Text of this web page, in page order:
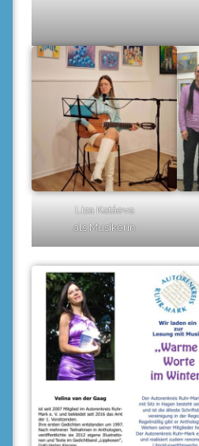
Liza Katáeva
als Musikerin